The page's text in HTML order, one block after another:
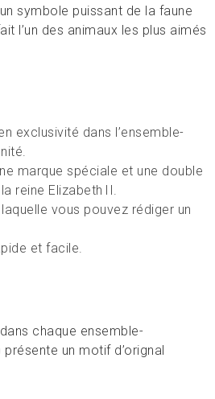
symbole puissant de la faune
l’un des animaux les plus aimés
exclusivité dans l’ensemble-
marque spéciale et une double
reine Elizabeth II.
vous pouvez rédiger un
et facile.
chaque ensemble-
un motif d’orignal